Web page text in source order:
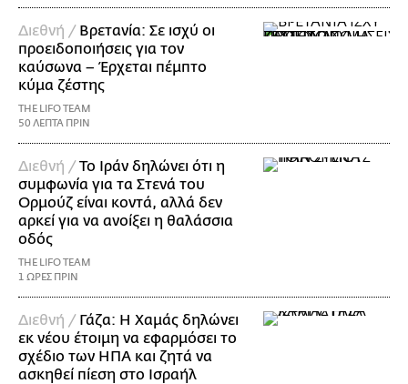
Διεθνή / Βρετανία: Σε ισχύ οι
προειδοποιήσεις για τον
καύσωνα – Έρχεται πέμπτο
κύμα ζέστης
THE LIFO TEAM
50 ΛΕΠΤΑ ΠΡΙΝ
Διεθνή /Το Ιράν δηλώνει ότι η
συμφωνία για τα Στενά του
Ορμούζ είναι κοντά, αλλά δεν
αρκεί για να ανοίξει η θαλάσσια
οδός
THE LIFO TEAM
1 ΩΡΕΣ ΠΡΙΝ
Διεθνή / Γάζα: Η Χαμάς δηλώνει
εκ νέου έτοιμη να εφαρμόσει το
σχέδιο των ΗΠΑ και ζητά να
ασκηθεί πίεση στο Ισραήλ